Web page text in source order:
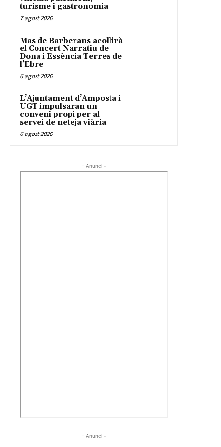
turisme i gastronomia
7 agost 2026
Mas de Barberans acollirà
el Concert Narratiu de
Dona i Essència Terres de
l’Ebre
6 agost 2026
L’Ajuntament d’Amposta i
UGT impulsaran un
conveni propi per al
servei de neteja viària
6 agost 2026
- Anunci -
- Anunci -